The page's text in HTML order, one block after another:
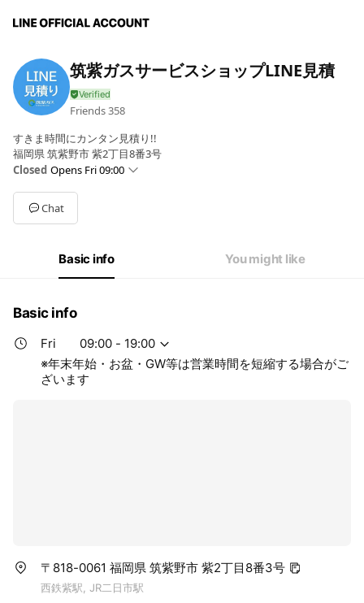
筑紫ガスサービスショップLINE見積
Friends358
すきま時間にカンタン見積り!!
福岡県 筑紫野市 紫2丁目8番3号
Closed Opens Fri 09:00
Sun09:00 - 18:00
Mon09:00 - 19:00
Tue
09:00 - 19:00
09:00 - 19:00
09:00 - 19:00
09:00 - 19:00
Chat
Basic info You might like
Basic info
Fri
09:00 - 19:00
※年末年始・お盆・GW等は営業時間を短縮する場合がご
ざいます
〒818-0061 福岡県 筑紫野市 紫2丁目8番3号
西鉄紫駅, JR二日市駅